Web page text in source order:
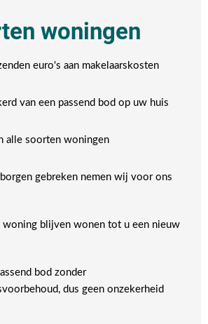
woningen
euro's aan makelaarskosten
van een passend bod op uw huis
alle soorten woningen
gebreken nemen wij voor ons
woning blijven wonen tot u een nieuw
bod zonder
dus geen onzekerheid​